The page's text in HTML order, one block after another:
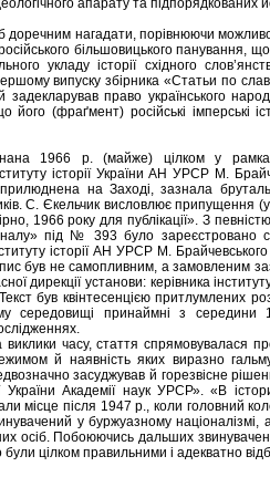
апарату та підпорядкованих
нагадати, порівнюючи
більшовицького панування,
укладу історії східного
випуску збірника «Статьи по
задекларував право українського
його (фраґмент) російські імперські
1966 р. (майже) цілком у рамках
історії України АН УРСР М.
на Заході, зазнала
С. Єкельчик висловлює
1966 року для публікації». З
під № 393 було зареєстровано
історії АН УРСР М.
був не самопливним, а замовленим
дирекції установи: керівника
був квінтесенцією притлумлених
середовищі принаймні з
виклики часу, стаття спрямовувалася
й наявність яких виразно
засуджував й горезвісне
України Академії наук УРСР». «В
місце після 1947 р., коли головний
у буржуазному
осіб. Побоюючись дальших
були цілком правильними і адекватно